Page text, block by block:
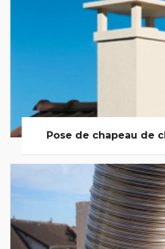
Pose de chapeau de